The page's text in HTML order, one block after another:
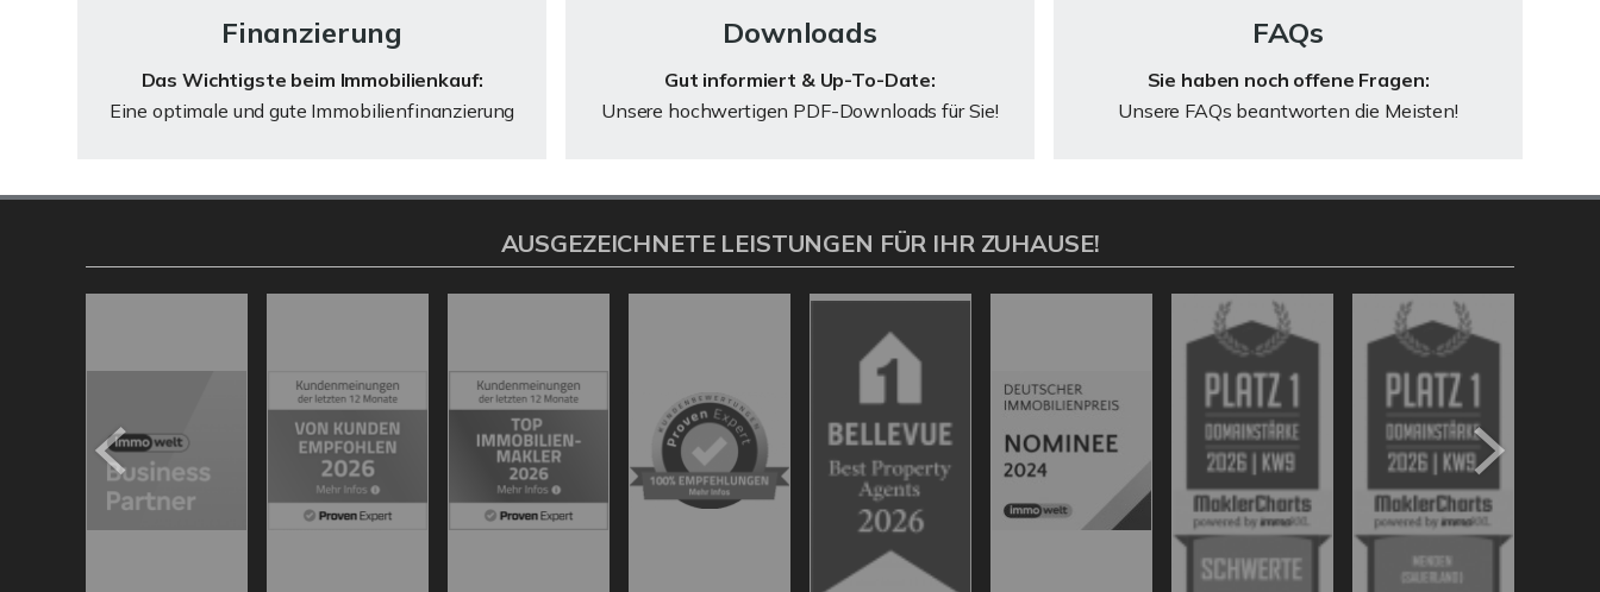
Finanzierung
Das Wichtigste beim Immobilienkauf:
Eine optimale und gute Immobilienfinanzierung
Downloads
Gut informiert & Up-To-Date:
Unsere hochwertigen PDF-Downloads für Sie!
FAQs
Sie haben noch offene Fragen:
Unsere FAQs beantworten die Meisten!
AUSGEZEICHNETE LEISTUNGEN FÜR IHR ZUHAUSE!